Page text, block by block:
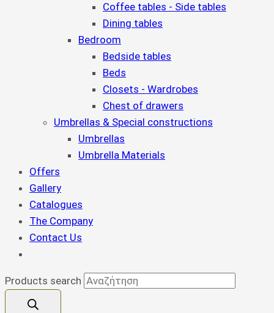
Coffee tables - Side tables
Dining tables
Bedroom
Bedside tables
Beds
Closets - Wardrobes
Chest of drawers
Umbrellas & Special constructions
Umbrellas
Umbrella Materials
Offers
Gallery
Catalogues
The Company
Contact Us
Products search